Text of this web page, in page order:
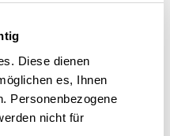
Diese dienen
es, Ihnen
Personenbezogene
nicht für
lors à la Suisse. Or,
faveur des BC ne
règle[9]. Si cette
des années,
qu’elle entre dans